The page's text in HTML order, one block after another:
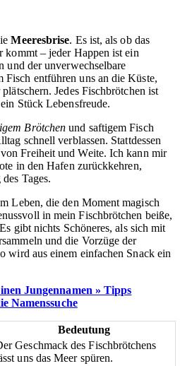
Meeresbrise. Es ist, als ob das
kommt – jeder Happen ist ein
und der unverwechselbare
Fisch entführen uns an die Küste,
Jedes Fischbrötchen ist
Stück Lebensfreude.
Brötchen und saftigem Fisch
schnell verblassen. Stattdessen
Freiheit und Weite. Ich kann mir
in den Hafen zurückkehren,
Tages.
Leben, die den Moment magisch
in mein Fischbrötchen beiße,
gibt nichts Schöneres, als sich mit
und die Vorzüge der
wird aus einem einfachen Snack ein
Jungennamen » Tipps
Namenssuche
Bedeutung
Geschmack des Fischbrötchens
uns das Meer spüren.